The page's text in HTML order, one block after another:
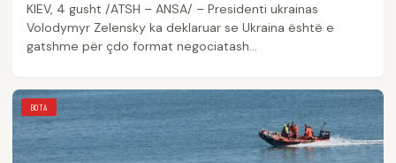
KIEV, 4 gusht /ATSH – ANSA/ – Presidenti ukrainas
Volodymyr Zelensky ka deklaruar se Ukraina është e
gatshme për çdo format negociatash…
BOTA